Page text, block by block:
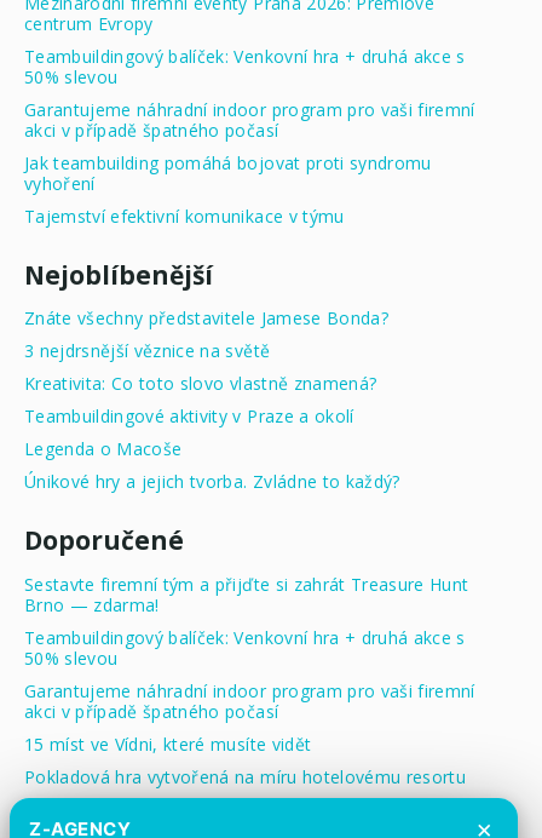
centrum Evropy
Teambuildingový balíček: Venkovní hra + druhá akce s
50% slevou
Garantujeme náhradní indoor program pro vaši firemní
akci v případě špatného počasí
Jak teambuilding pomáhá bojovat proti syndromu
vyhoření
Tajemství efektivní komunikace v týmu
Nejoblíbenější
Znáte všechny představitele Jamese Bonda?
3 nejdrsnější věznice na světě
Kreativita: Co toto slovo vlastně znamená?
Teambuildingové aktivity v Praze a okolí
Legenda o Macoše
Únikové hry a jejich tvorba. Zvládne to každý?
Doporučené
Sestavte firemní tým a přijďte si zahrát Treasure Hunt
Brno — zdarma!
Teambuildingový balíček: Venkovní hra + druhá akce s
50% slevou
Garantujeme náhradní indoor program pro vaši firemní
akci v případě špatného počasí
15 míst ve Vídni, které musíte vidět
Pokladová hra vytvořená na míru hotelovému resortu
aktivita
Z-AGENCY ×